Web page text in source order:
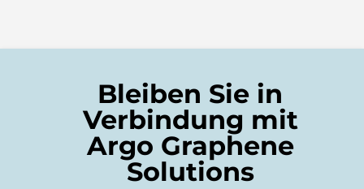
Bleiben Sie in
Verbindung mit
Argo Graphene
Solutions